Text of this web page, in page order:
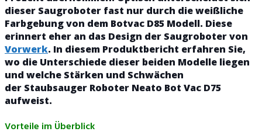
dieser Saugroboter fast nur durch die weißliche
Farbgebung von dem Botvac D85 Modell. Diese
erinnert eher an das Design der Saugroboter von
Vorwerk. In diesem Produktbericht erfahren Sie,
wo die Unterschiede dieser beiden Modelle liegen
und welche Stärken und Schwächen
der Staubsauger Roboter Neato Bot Vac D75
aufweist.
Vorteile im Überblick